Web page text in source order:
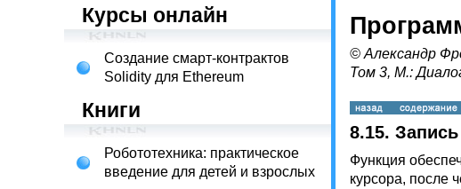
Курсы онлайн
Создание смарт-контрактов
Solidity для Ethereum
Книги
Робототехника: практическое
введение для детей и взрослых
© Александр
Том 3, М.:
8.15.
Функция
курсора, после